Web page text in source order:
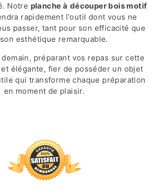
Notre planche à découper bois motif
rapidement l'outil dont vous ne
passer, tant pour son efficacité que
esthétique remarquable.
préparant vos repas sur cette
élégante, fier de posséder un objet
qui transforme chaque préparation
en moment de plaisir.